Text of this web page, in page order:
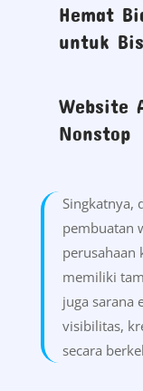
Hemat
untuk
Website
Nonstop
Singkatnya,
pembuatan
perusahaan
memiliki
juga sarana
visibilitas,
secara